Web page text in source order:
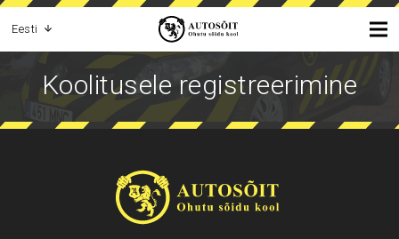
Eesti
Koolitusele registreerimine